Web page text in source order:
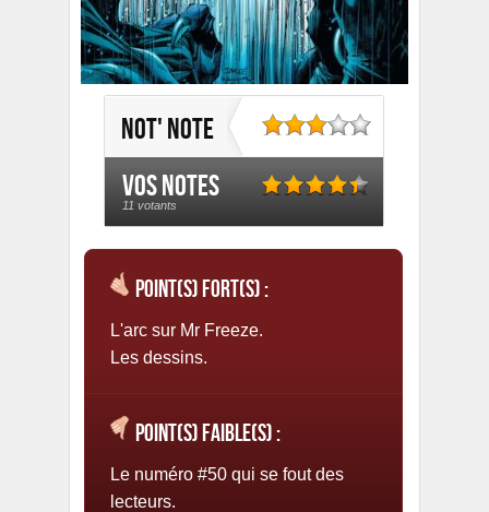
Not' note
Vos notes
11 votants
Point(s) fort(s) :
L'arc sur Mr Freeze.
Les dessins.
Point(s) faible(s) :
Le numéro #50 qui se fout des
lecteurs.